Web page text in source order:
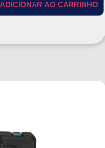
ADICIONAR AO CARRINHO